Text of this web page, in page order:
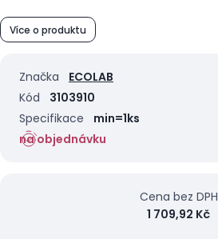
Více o produktu
Značka
ECOLAB
Kód
3103910
Specifikace
min=1ks
na objednávku
Cena bez DPH
1 709,92 Kč